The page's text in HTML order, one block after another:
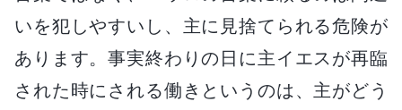
いを犯しやすいし、主に見捨てられる危険が
あります。事実終わりの日に主イエスが再臨
された時にされる働きというのは、主がどう